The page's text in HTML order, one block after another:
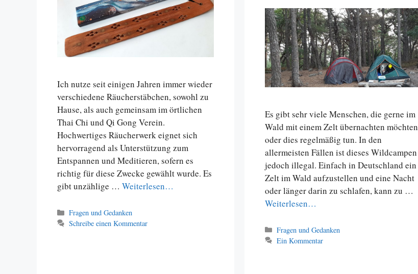
Ich nutze seit einigen Jahren immer wieder
verschiedene Räucherstäbchen, sowohl zu
Hause, als auch gemeinsam im örtlichen
Thai Chi und Qi Gong Verein.
Hochwertiges Räucherwerk eignet sich
hervorragend als Unterstützung zum
Entspannen und Meditieren, sofern es
richtig für diese Zwecke gewählt wurde. Es
gibt unzählige … Weiterlesen…
Kategorien
Fragen und Gedanken
Schreibe einen Kommentar
Es gibt sehr viele Menschen, die gerne im
Wald mit einem Zelt übernachten möchten
oder dies regelmäßig tun. In den
allermeisten Fällen ist dieses Wildcampen
jedoch illegal. Einfach in Deutschland ein
Zelt im Wald aufzustellen und eine Nacht
oder länger darin zu schlafen, kann zu …
Weiterlesen…
Kategorien
Fragen und Gedanken
Ein Kommentar